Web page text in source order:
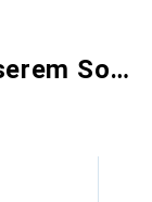
Weitere Produkte aus unserem Sortiment